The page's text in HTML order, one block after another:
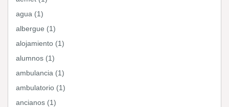
agua (1)
albergue (1)
alojamiento (1)
alumnos (1)
ambulancia (1)
ambulatorio (1)
ancianos (1)